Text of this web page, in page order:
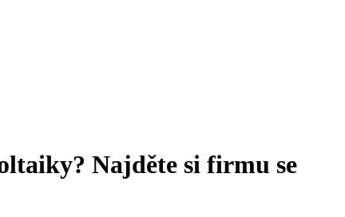
Najděte si firmu se